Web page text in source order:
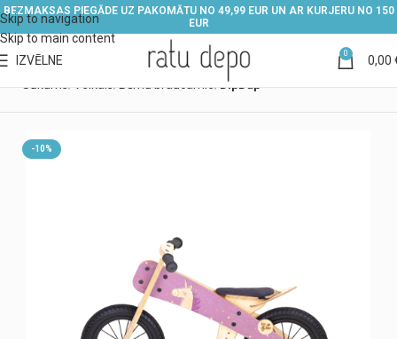
Skip to navigation
Skip to main content
BEZMAKSAS PIEGĀDE UZ PAKOMĀTU NO 49,99 EUR UN AR KURJERU NO 150
EUR
IZVĒLNE 0 0,00
DipDap
-10%